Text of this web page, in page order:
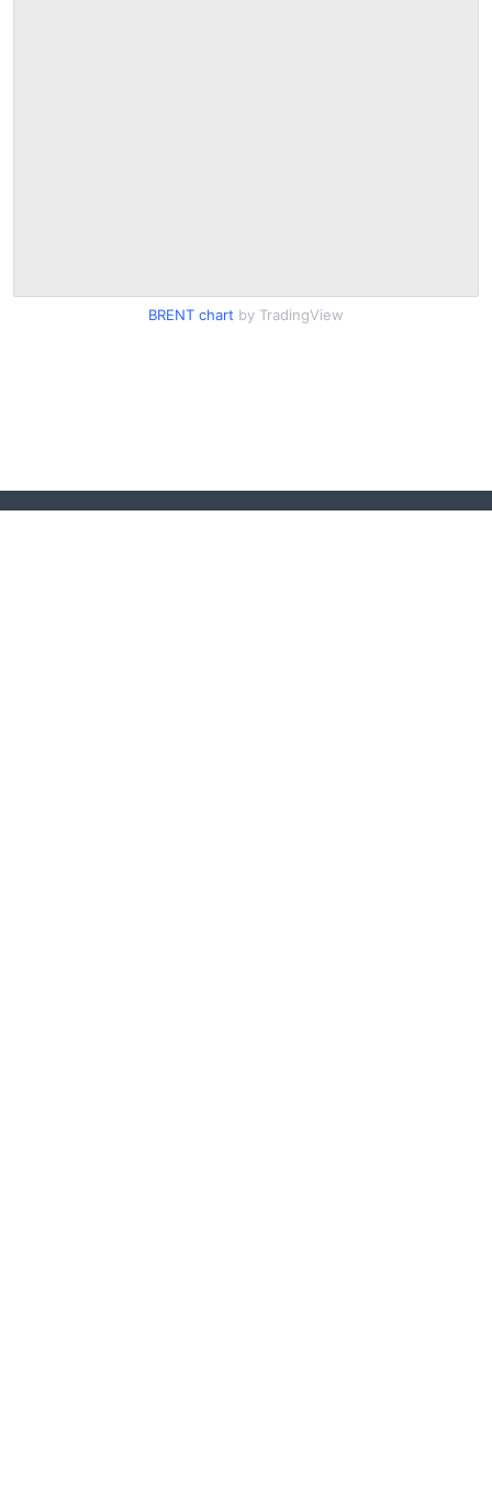
BRENT chart by TradingView